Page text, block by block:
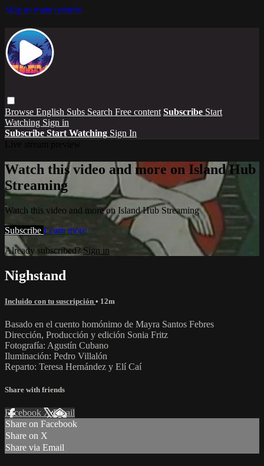
Skip to main content
Browse English Subs Search Free content Subscribe Start
Watching Sign in
Subscribe Start Watching Sign In
Watch this video and more on Island Hub
Streaming
Watch this video and more on Island Hub Streaming
Subscribe Learn more
Already subscribed? Sign in
Nighstand
Incluido con tu suscripción • 12m
Basado en el cuento homónimo de Mayra Santos Febres
Dirección, Producción y edición Sonia Fritz
Fotografía: Agustín Cubano
Iluminación: Pedro Villalón
Reparto: Teresa Hernández y Elí Caí
Share with friends
Facebook XEmail
Share on Facebook
Share on X
Share via Email